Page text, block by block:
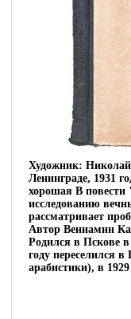
Художник: Николай
Ленинграде, 1931
хорошая В повести
исследованию
рассматривает
Автор Вениамин
Родился в Пскове
году переселился
арабистики), в